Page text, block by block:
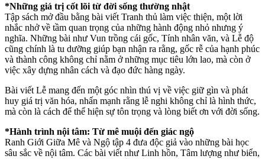
*Những giá trị cốt lõi từ đời sống thường nhật
Tập sách mở đầu bằng bài viết Tranh thủ làm việc thiện, một lời
nhắc nhở về tầm quan trọng của những hành động nhỏ nhưng ý
nghĩa. Những bài như Vun trồng cái gốc, Tính nhân văn, và Lễ độ
cũng chính là tu dưỡng giúp bạn nhận ra rằng, gốc rễ của hạnh phúc
và thành công không chỉ nằm ở những mục tiêu lớn lao, mà còn ở
việc xây dựng nhân cách và đạo đức hàng ngày.
Bài viết Lễ mang đến một góc nhìn thú vị về việc giữ gìn và phát
huy giá trị văn hóa, nhấn mạnh rằng lễ nghi không chỉ là hình thức,
mà còn là cách để thể hiện sự tôn trọng và lòng biết ơn với đời sống.
*Hành trình nội tâm: Từ mê muội đến giác ngộ
Ranh Giới Giữa Mê và Ngộ tập 4 đưa độc giả vào những bài học
sâu sắc về nội tâm. Các bài viết như Linh hồn, Tâm lượng như biển,